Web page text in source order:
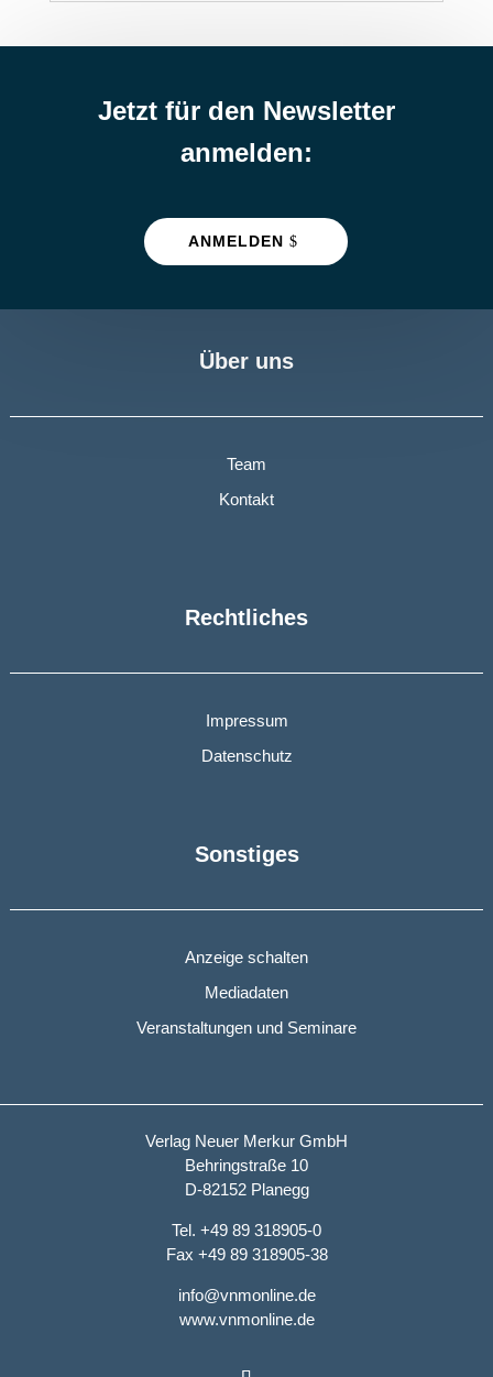
Jetzt für den Newsletter
anmelden:
ANMELDEN
Über uns
Team
Kontakt
Rechtliches
Impressum
Datenschutz
Sonstiges
Anzeige schalten
Mediadaten
Veranstaltungen und Seminare
Verlag Neuer Merkur GmbH
Behringstraße 10
D-82152 Planegg
Tel. +49 89 318905-0
Fax +49 89 318905-38
info@vnmonline.de
www.vnmonline.de